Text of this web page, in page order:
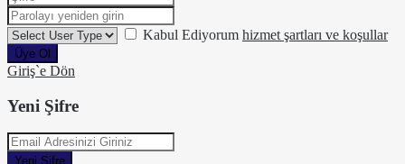
Kabul Ediyorum hizmet şartları ve koşullar
Üye Ol
Giriş`e Dön
Yeni Şifre
Yeni Şifre